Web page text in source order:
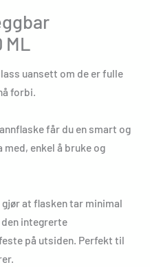
ML
uansett om de er fulle
forbi.
får du en smart og
enkel å bruke og
at flasken tar minimal
den integrerte
på utsiden. Perfekt til